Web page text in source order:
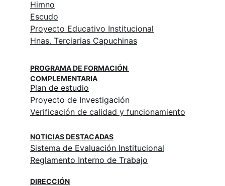
DIRECCIÓN
Himno
Escudo
Hnas. Terciarias Capuchinas
Proyecto Educativo Institucional
NOTICIAS DESTACADAS
Sistema de Evaluación Institucional
Plan de estudio
Proyecto de Investigación
Verificación de calidad y funcionamiento
Reglamento Interno de Trabajo
PROGRAMA DE FORMACIÓN
COMPLEMENTARIA